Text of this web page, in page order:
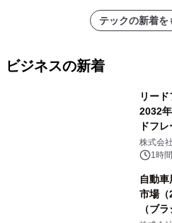
テックの新着を
ビジネスの新着
リー
2032
ドフ
レーム
株式会
1時
自動
市場（
（ブ